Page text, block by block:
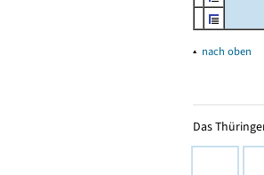
▴ nach oben
Das